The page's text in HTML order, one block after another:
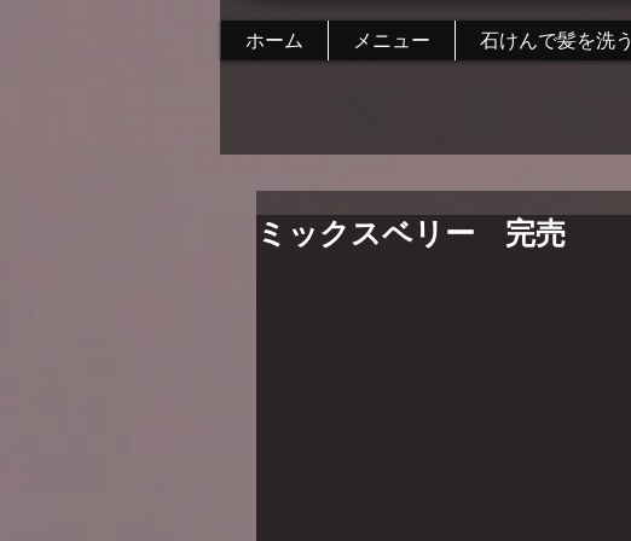
ホーム メニュー 石けんで髪を洗う
ミックスベリー 完売